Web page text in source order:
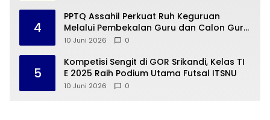
4
PPTQ Assahil Perkuat Ruh Keguruan
Melalui Pembekalan Guru dan Calon Guru
Pengabdian
10 Juni 2026 0
5
Kompetisi Sengit di GOR Srikandi, Kelas TI
E 2025 Raih Podium Utama Futsal ITSNU
10 Juni 2026 0